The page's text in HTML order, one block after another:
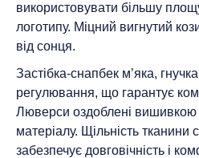
використовувати більшу
логотипу. Міцний вигнутий
від сонця.
Застібка-снапбек м’яка,
регулювання, що гарантує
Люверси оздоблені вишивкою
матеріалу. Щільність тканини
забезпечує довговічність і